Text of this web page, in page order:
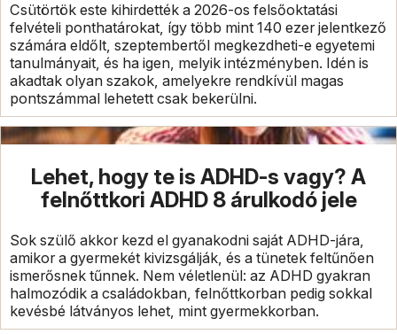
Csütörtök este kihirdették a 2026-os felsőoktatási
felvételi ponthatárokat, így több mint 140 ezer jelentkező
számára eldőlt, szeptembertől megkezdheti-e egyetemi
tanulmányait, és ha igen, melyik intézményben. Idén is
akadtak olyan szakok, amelyekre rendkívül magas
pontszámmal lehetett csak bekerülni.
Lehet, hogy te is ADHD-s vagy? A
felnőttkori ADHD 8 árulkodó jele
Sok szülő akkor kezd el gyanakodni saját ADHD-jára,
amikor a gyermekét kivizsgálják, és a tünetek feltűnően
ismerősnek tűnnek. Nem véletlenül: az ADHD gyakran
halmozódik a családokban, felnőttkorban pedig sokkal
kevésbé látványos lehet, mint gyermekkorban.